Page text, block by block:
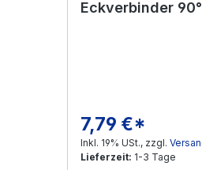
Eckverbinder
Regulärer Preis:
7,79 €*
Inkl. 19% USt., zzgl.
Lieferzeit: 1-3 Tage